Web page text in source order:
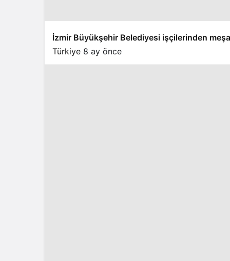
İzmir Büyükşehir Belediyesi işçilerinden
Türkiye 8 ay önce